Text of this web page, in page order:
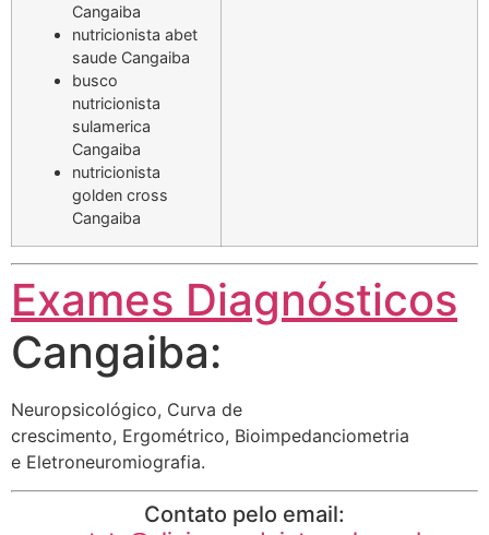
Cangaiba
nutricionista abet
saude Cangaiba
busco
nutricionista
sulamerica
Cangaiba
nutricionista
golden cross
Cangaiba
Exames Diagnósticos
Cangaiba:
Neuropsicológico, Curva de
crescimento, Ergométrico, Bioimpedanciometria
e Eletroneuromiografia.
Contato pelo email: